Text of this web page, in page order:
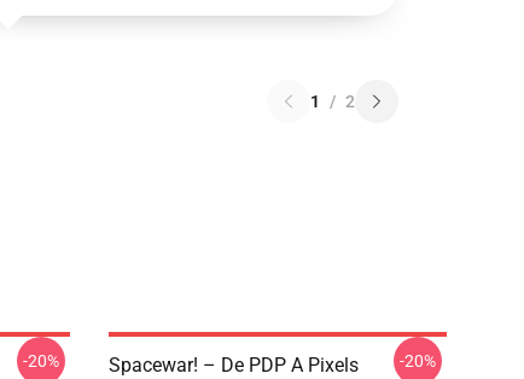
1 / 2
-20%
Spacewar! – De PDP A Pixels
-20%